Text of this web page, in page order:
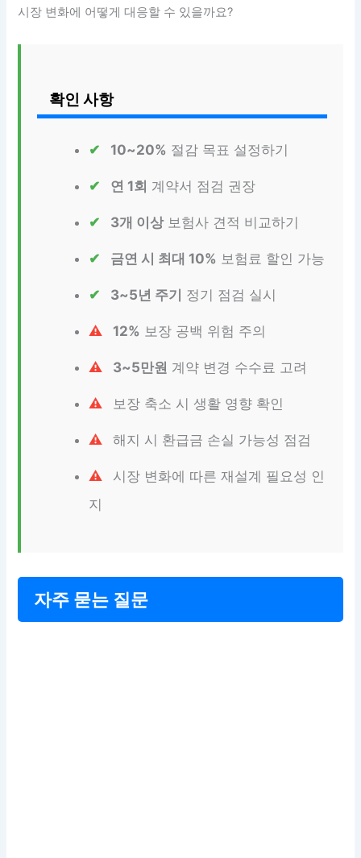
시장 변화에 어떻게 대응할 수 있을까요?
확인 사항
10~20% 절감 목표 설정하기
연 1회 계약서 점검 권장
3개 이상보험사 견적 비교하기
금연 시 최대 10% 보험료 할인 가능
3~5년 주기 정기 점검 실시
12% 보장 공백 위험 주의
3~5만원 계약 변경 수수료 고려
보장 축소 시 생활 영향 확인
해지 시 환급금 손실 가능성 점검
시장 변화에 따른 재설계 필요성 인
지
자주 묻는 질문